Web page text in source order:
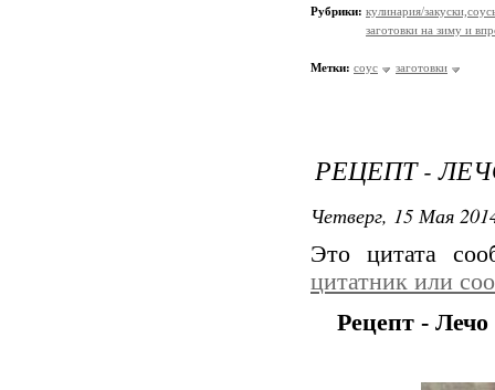
Рубрики: кулинария/
заготовки на зиму и
Метки: соус заготовки
РЕЦЕПТ -
Четверг, 15 Мая
Это цитата
цитатник или
Рецепт -